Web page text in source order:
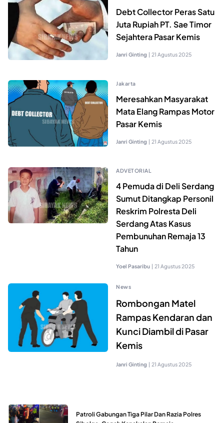
Debt Collector Peras Satu
Juta Rupiah PT. Sae Timor
Sejahtera Pasar Kemis
Janri Ginting | 21 Agustus 2025
Jakarta
Meresahkan Masyarakat
Mata Elang Rampas Motor
Pasar Kemis
Janri Ginting | 21 Agustus 2025
ADVETORIAL
4 Pemuda di Deli Serdang
Sumut Ditangkap Personil
Reskrim Polresta Deli
Serdang Atas Kasus
Pembunuhan Remaja 13
Tahun
Yoel Pasaribu | 21 Agustus 2025
News
Rombongan Matel
Rampas Kendaran dan
Kunci Diambil di Pasar
Kemis
Janri Ginting | 21 Agustus 2025
Patroli Gabungan Tiga Pilar Dan Razia Polres